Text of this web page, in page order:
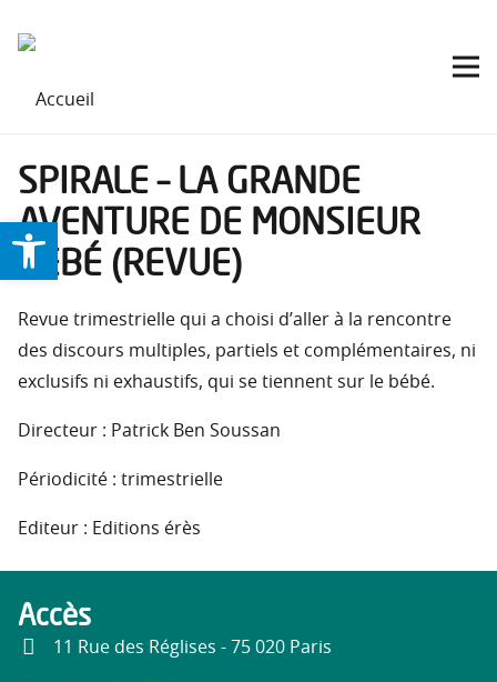
SPIRALE – LA GRANDE
AVENTURE DE MONSIEUR
BÉBÉ (REVUE)
Revue trimestrielle qui a choisi d’aller à la rencontre
des discours multiples, partiels et complémentaires, ni
exclusifs ni exhaustifs, qui se tiennent sur le bébé.
Directeur : Patrick Ben Soussan
Périodicité : trimestrielle
Editeur : Editions érès
Accès
11 Rue des Réglises - 75 020 Paris
Ouvrir la barre d’outils